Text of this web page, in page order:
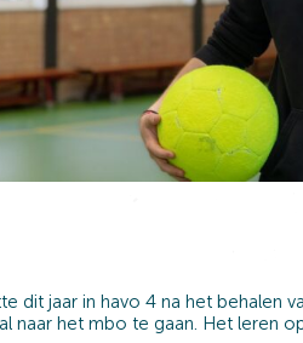
dit jaar in havo 4 na het behalen
naar het mbo te gaan. Het leren